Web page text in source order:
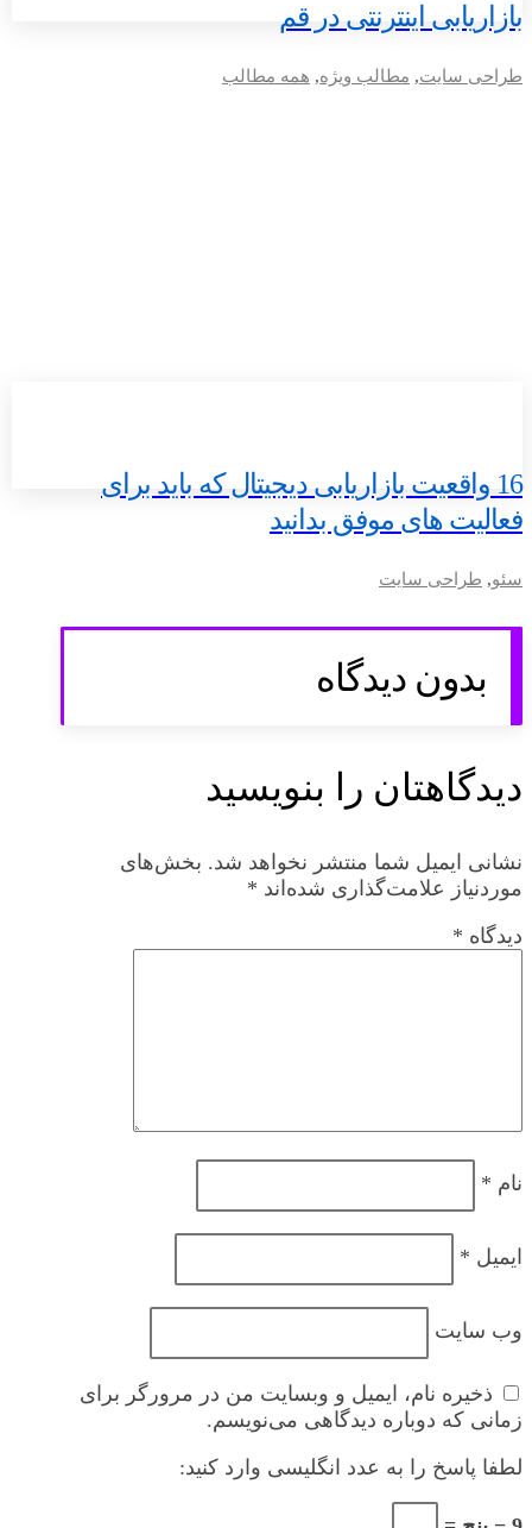
بازاریابی اینترنتی در قم
طراحی سایت, مطالب ویژه, همه مطالب
16 واقعیت بازاریابی دیجیتال که باید برای
فعالیت های موفق بدانید
سئو, طراحی سایت
بدون دیدگاه
دیدگاهتان را بنویسید
نشانی ایمیل شما منتشر نخواهد شد. بخش‌های
موردنیاز علامت‌گذاری شده‌اند *
دیدگاه *
نام *
ایمیل *
وب‌ سایت
ذخیره نام، ایمیل و وبسایت من در مرورگر برای
زمانی که دوباره دیدگاهی می‌نویسم.
لطفا پاسخ را به عدد انگلیسی وارد کنید: